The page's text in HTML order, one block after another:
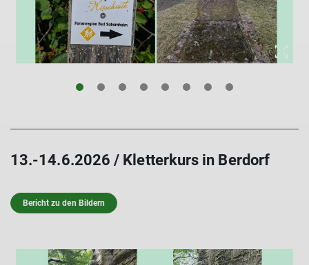
13.-14.6.2026 / Kletterkurs in Berdorf
Bericht zu den Bildern